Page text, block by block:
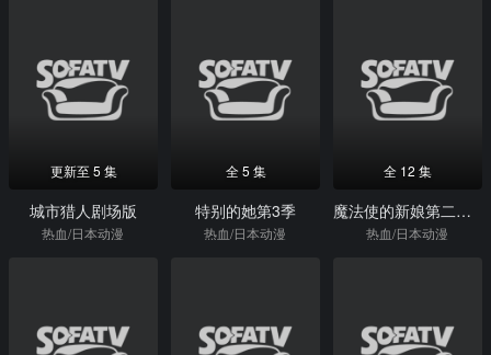
更新至 5 集
城市猎人剧场版
热血/日本动漫
全 5 集
特别的她第3季
热血/日本动漫
全 12 集
魔法使的新娘第二季part2
热血/日本动漫